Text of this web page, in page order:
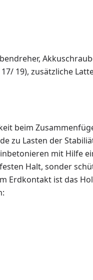
19), zusätzliche
beim
zu Lasten der
mit Hilfe
Halt, sonder
Erdkontakt ist das